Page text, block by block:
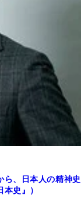
ら、日本人の精神史
史』）